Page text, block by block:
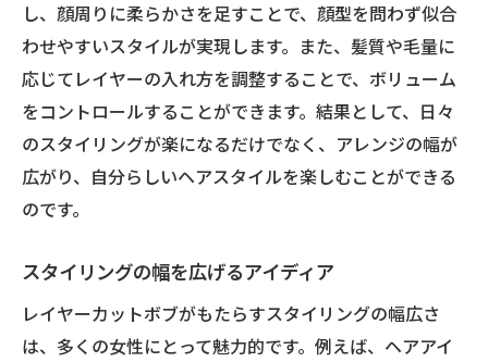
し、顔周りに柔らかさを足すことで、顔型を問わず似合
わせやすいスタイルが実現します。また、髪質や毛量に
応じてレイヤーの入れ方を調整することで、ボリューム
をコントロールすることができます。結果として、日々
のスタイリングが楽になるだけでなく、アレンジの幅が
広がり、自分らしいヘアスタイルを楽しむことができる
のです。
スタイリングの幅を広げるアイディア
レイヤーカットボブがもたらすスタイリングの幅広さ
は、多くの女性にとって魅力的です。例えば、ヘアアイ